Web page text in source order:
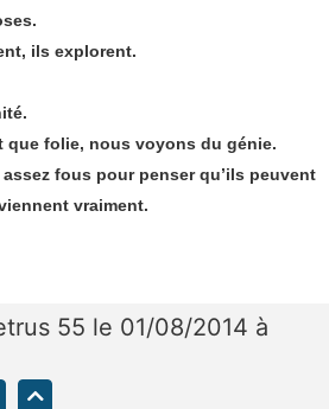
ils explorent.
que folie, nous voyons du génie.
fous pour penser qu’ils peuvent
vraiment.
55 le 01/08/2014 à